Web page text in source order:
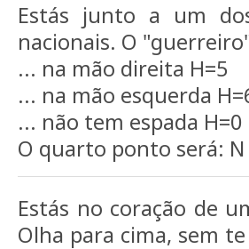
Estás junto a um
nacionais. O
... na mão direita H=5
... na mão esquerda
... não tem espada H=0
O quarto ponto será: N
Estás no coração de
Olha para cima, sem